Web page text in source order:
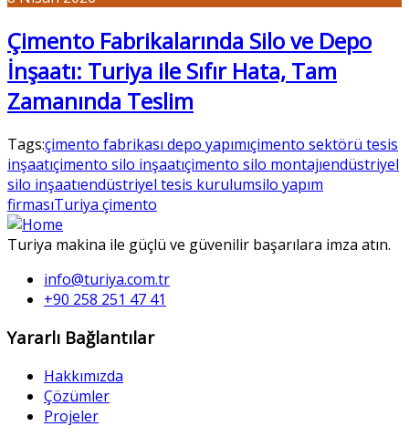
Çimento Fabrikalarında Silo ve Depo
İnşaatı: Turiya ile Sıfır Hata, Tam
Zamanında Teslim
Tags:çimento fabrikası depo yapımıçimento sektörü tesis
inşaatıçimento silo inşaatıçimento silo montajıendüstriyel
silo inşaatıendüstriyel tesis kurulumsilo yapım
firmasıTuriya çimento
Turiya makina ile güçlü ve güvenilir başarılara imza atın.
info@turiya.com.tr
+90 258 251 47 41
Yararlı Bağlantılar
Hakkımızda
Çözümler
Projeler